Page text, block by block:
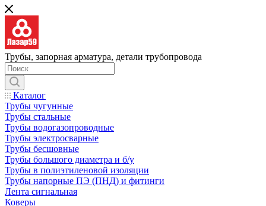
Трубы, запорная арматура, детали трубопровода
Каталог
Трубы чугунные
Трубы стальные
Трубы водогазопроводные
Трубы электросварные
Трубы бесшовные
Трубы большого диаметра и б/у
Трубы в полиэтиленовой изоляции
Трубы напорные ПЭ (ПНД) и фитинги
Лента сигнальная
Коверы